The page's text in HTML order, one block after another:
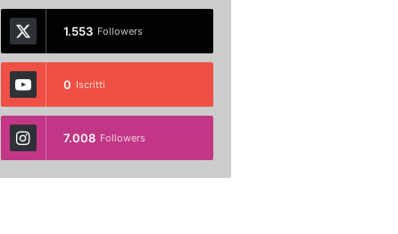
1.553 Followers
0 Iscritti
7.008 Followers